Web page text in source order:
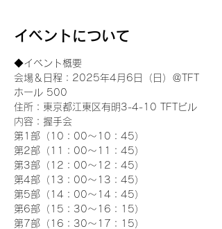
イベントについて
◆イベント概要
会場＆日程：2025年4月6日（日）＠TFT
ホール 500
住所：東京都江東区有明3-4-10 TFTビル
内容：握手会
第1部（10：00～10：45）
第2部（11：00～11：45）
第3部（12：00～12：45）
第4部（13：00～13：45）
第5部（14：00～14：45）
第6部（15：30～16：15）
第7部（16：30～17：15）